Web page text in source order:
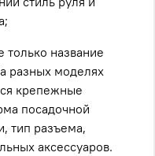
название
разных моделях
крепежные
посадочной
тип разъема,
аксессуаров.